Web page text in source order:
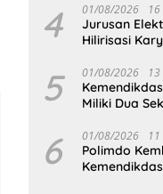
4 01/08/2026
Jurusan
Hilirisasi
5 01/08/2026
Miliki Dua
6 01/08/2026
Polimdo